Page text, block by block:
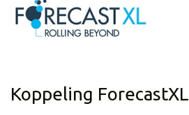
Koppeling ForecastXL